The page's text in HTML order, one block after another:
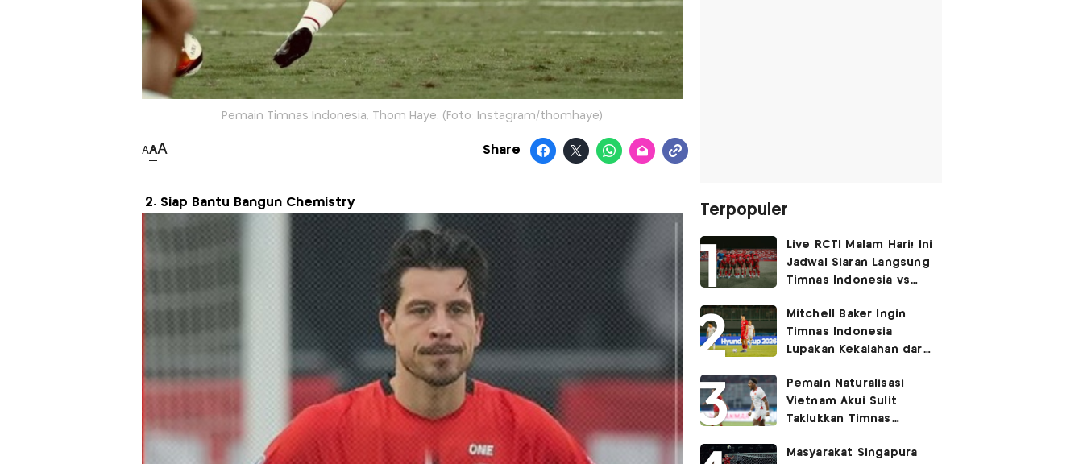
Pemain Timnas Indonesia, Thom Haye. (Foto: Instagram/thomhaye)
AAA Share
2. Siap Bantu Bangun Chemistry
Terpopuler
Live RCTI Malam Hari! Ini
Jadwal Siaran Langsung
Timnas Indonesia vs
2026
Mitchell Baker Ingin
Timnas Indonesia
Lupakan Kekalahan dari
di Singapura!
Pemain Naturalisasi
Vietnam Akui Sulit
Taklukkan Timnas
Lawan
Masyarakat Singapura